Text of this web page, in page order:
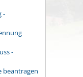
-
-
beantragen